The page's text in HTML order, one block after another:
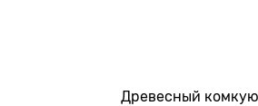
Древесный